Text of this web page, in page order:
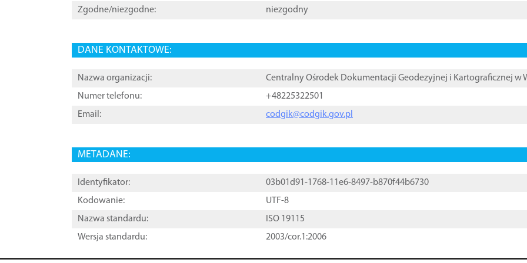
Zgodne/niezgodne:
niezgodny
DANE KONTAKTOWE:
Nazwa organizacji:
Centralny Ośrodek Dokumentacji Geodezyjnej i Kartograficznej w
Numer telefonu:
+48225322501
Email:
codgik@codgik.gov.pl
METADANE:
Identyfikator:
03b01d91-1768-11e6-8497-b870f44b6730
Kodowanie:
UTF-8
Nazwa standardu:
ISO 19115
Wersja standardu:
2003/cor.1:2006